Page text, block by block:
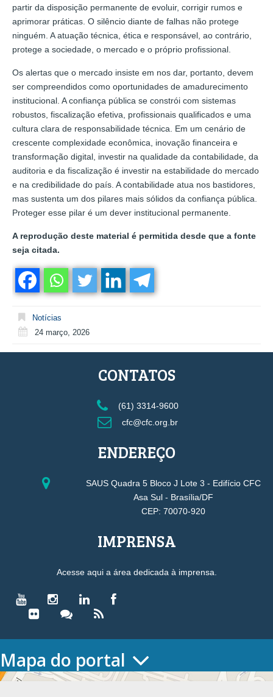
partir da disposição permanente de evoluir, corrigir rumos e
aprimorar práticas. O silêncio diante de falhas não protege
ninguém. A atuação técnica, ética e responsável, ao contrário,
protege a sociedade, o mercado e o próprio profissional.
Os alertas que o mercado insiste em nos dar, portanto, devem
ser compreendidos como oportunidades de amadurecimento
institucional. A confiança pública se constrói com sistemas
robustos, fiscalização efetiva, profissionais qualificados e uma
cultura clara de responsabilidade técnica. Em um cenário de
crescente complexidade econômica, inovação financeira e
transformação digital, investir na qualidade da contabilidade, da
auditoria e da fiscalização é investir na estabilidade do mercado
e na credibilidade do país. A contabilidade atua nos bastidores,
mas sustenta um dos pilares mais sólidos da confiança pública.
Proteger esse pilar é um dever institucional permanente.
A reprodução deste material é permitida desde que a fonte
seja citada.
Notícias
24 março, 2026
CONTATOS
(61) 3314-9600
cfc@cfc.org.br
ENDEREÇO
SAUS Quadra 5 Bloco J Lote 3 - Edifício CFC
Asa Sul - Brasília/DF
CEP: 70070-920
IMPRENSA
Acesse aqui a área dedicada à imprensa.
Mapa do portal
HOME